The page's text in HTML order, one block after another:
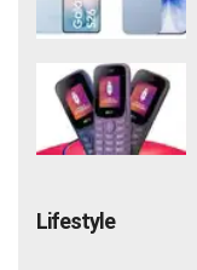
Lifestyle